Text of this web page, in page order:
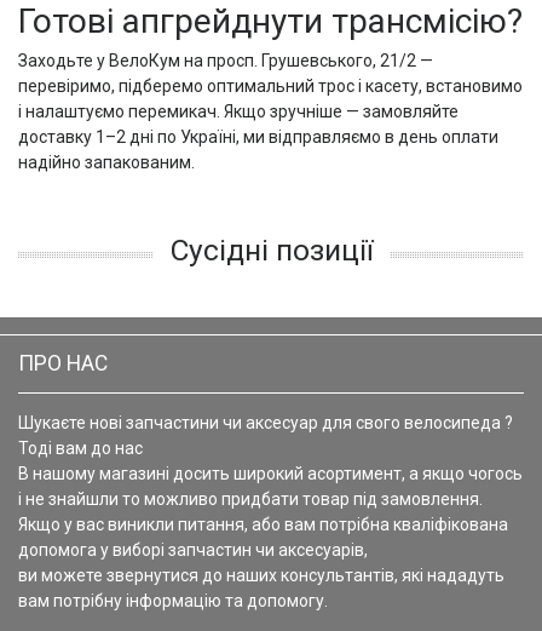
Готові апгрейднути трансмісію?
Заходьте у ВелоКум на просп. Грушевського, 21/2 —
перевіримо, підберемо оптимальний трос і касету, встановимо
і налаштуємо перемикач. Якщо зручніше — замовляйте
доставку 1–2 дні по Україні, ми відправляємо в день оплати
надійно запакованим.
Сусідні позиції
ПРО НАС
Шукаєте нові запчастини чи аксесуар для свого велосипеда ?
Тоді вам до нас
В нашому магазині досить широкий асортимент, а якщо чогось
і не знайшли то можливо придбати товар під замовлення.
Якщо у вас виникли питання, або вам потрібна кваліфікована
допомога у виборі запчастин чи аксесуарів,
ви можете звернутися до наших консультантів, які нададуть
вам потрібну інформацію та допомогу.